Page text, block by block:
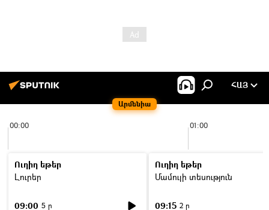
Արմենիա
ՀԱՅ
00:00 01:00
Ուղիղ եթեր
Լուրեր
09:00 5 ր
Ուղիղ եթեր
Մամուլի տեսություն
09:15 2 ր